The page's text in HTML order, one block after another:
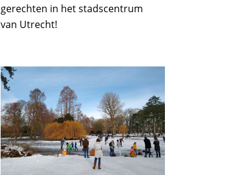
gerechten in het stadscentrum
van Utrecht!